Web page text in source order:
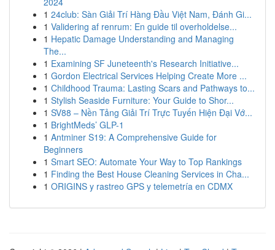
1 24club: Sàn Giải Trí Hàng Đầu Việt Nam, Đánh Gi...
1 Validering af renrum: En guide til overholdelse...
1 Hepatic Damage Understanding and Managing
The...
1 Examining SF Juneteenth's Research Initiative...
1 Gordon Electrical Services Helping Create More ...
1 Childhood Trauma: Lasting Scars and Pathways to...
1 Stylish Seaside Furniture: Your Guide to Shor...
1 SV88 – Nền Tảng Giải Trí Trực Tuyến Hiện Đại Vớ...
1 BrightMeds’ GLP-1
1 Antminer S19: A Comprehensive Guide for
Beginners
1 Smart SEO: Automate Your Way to Top Rankings
1 Finding the Best House Cleaning Services in Cha...
1 ORIGINS y rastreo GPS y telemetría en CDMX